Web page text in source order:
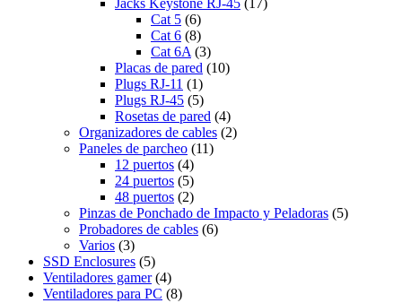
Jacks Keystone RJ-45 (17)
Cat 5 (6)
Cat 6 (8)
Cat 6A (3)
Placas de pared (10)
Plugs RJ-11 (1)
Plugs RJ-45 (5)
Rosetas de pared (4)
Organizadores de cables (2)
Paneles de parcheo (11)
12 puertos (4)
24 puertos (5)
48 puertos (2)
Pinzas de Ponchado de Impacto y Peladoras (5)
Probadores de cables (6)
Varios (3)
SSD Enclosures (5)
Ventiladores gamer (4)
Ventiladores para PC (8)